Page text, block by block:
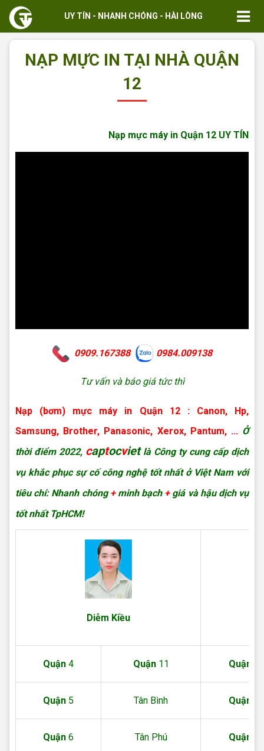
UY TÍN - NHANH CHÓNG - HÀI LÒNG
NẠP MỰC IN TẠI NHÀ QUẬN
12
Nạp mực máy in Quận 12 UY TÍN
0909.167388 0984.009138
Tư vấn và báo giá tức thì
Nạp (bơm) mực máy in Quận 12 : Canon, Hp,
Samsung, Brother, Panasonic, Xerox, Pantum, ... Ở
thời điểm 2022, captocvietlà Công ty cung cấp dịch
vụ khắc phục sự cố công nghệ tốt nhất ở Việt Nam với
tiêu chí: Nhanh chóng+minh bạch +giá và hậu dịch vụ
tốt nhất TpHCM!
Diễm Kiều
Quận 4 Quận11 Quận
Quận 5 Tân Bình Quận
Quận 6 Tân Phú Quận